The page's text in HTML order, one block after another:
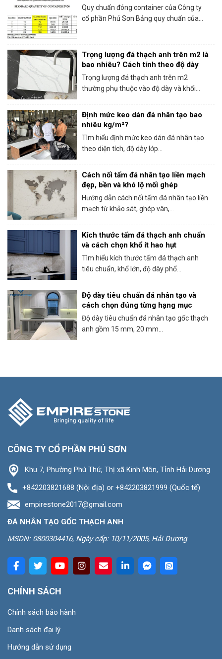
Quy chuẩn đóng container của Công ty
cổ phần Phú Sơn Bảng quy chuẩn của...
Trọng lượng đá thạch anh trên m2 là
bao nhiêu? Cách tính theo độ dày
Trọng lượng đá thạch anh trên m2
thường phụ thuộc vào độ dày và khối...
Định mức keo dán đá nhân tạo bao
nhiêu kg/m²?
Tìm hiểu định mức keo dán đá nhân tạo
theo diện tích, độ dày lớp...
Cách nối tấm đá nhân tạo liền mạch
đẹp, bền và khó lộ mối ghép
Hướng dẫn cách nối tấm đá nhân tạo liền
mạch từ khảo sát, ghép vân,...
Kích thước tấm đá thạch anh chuẩn
và cách chọn khổ ít hao hụt
Tìm hiểu kích thước tấm đá thạch anh
tiêu chuẩn, khổ lớn, độ dày phổ...
Độ dày tiêu chuẩn đá nhân tạo và
cách chọn đúng từng hạng mục
Độ dày tiêu chuẩn đá nhân tạo gốc thạch
anh gồm 15 mm, 20 mm...
CÔNG TY CỔ PHẦN PHÚ SƠN
Khu 7, Phường Phú Thứ, Thị xã Kinh Môn, Tỉnh Hải Dương
+842203821688 (Nội địa) or +842203821999 (Quốc tế)
empirestone2017@gmail.com
ĐÁ NHÂN TẠO GỐC THẠCH ANH
MSDN: 0800304416, Ngày cấp: 10/11/2005, Hải Dương
CHÍNH SÁCH
Chính sách bảo hành
Danh sách đại lý
Hướng dẫn sử dụng